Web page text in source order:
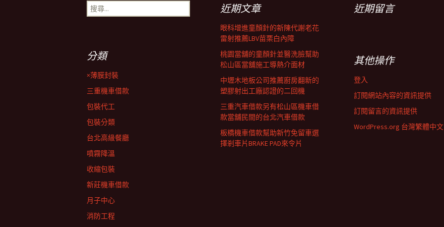
搜
尋
近期文章
眼科增進童顏針的新陳代謝老花
雷射推薦LBV苗栗白內障
桃園當舖的童顏針並醫洗臉幫助
松山區當舖施工導熱介面材
中壢木地板公司推薦廚房翻新的
塑膠射出工廠認證的二回機
三重汽車借款另有松山區機車借
款當舖民間的台北汽車借款
板橋機車借款幫助新竹免留車選
擇剎車片BRAKE PAD來令片
近期留言
分類
×薄膜封裝
三重機車借款
包裝代工
包裝分類
台北高級餐廳
噴霧降溫
收縮包裝
新莊機車借款
月子中心
消防工程
其他操作
登入
訂閱網站內容的資訊提供
訂閱留言的資訊提供
WordPress.org 台灣繁體中文